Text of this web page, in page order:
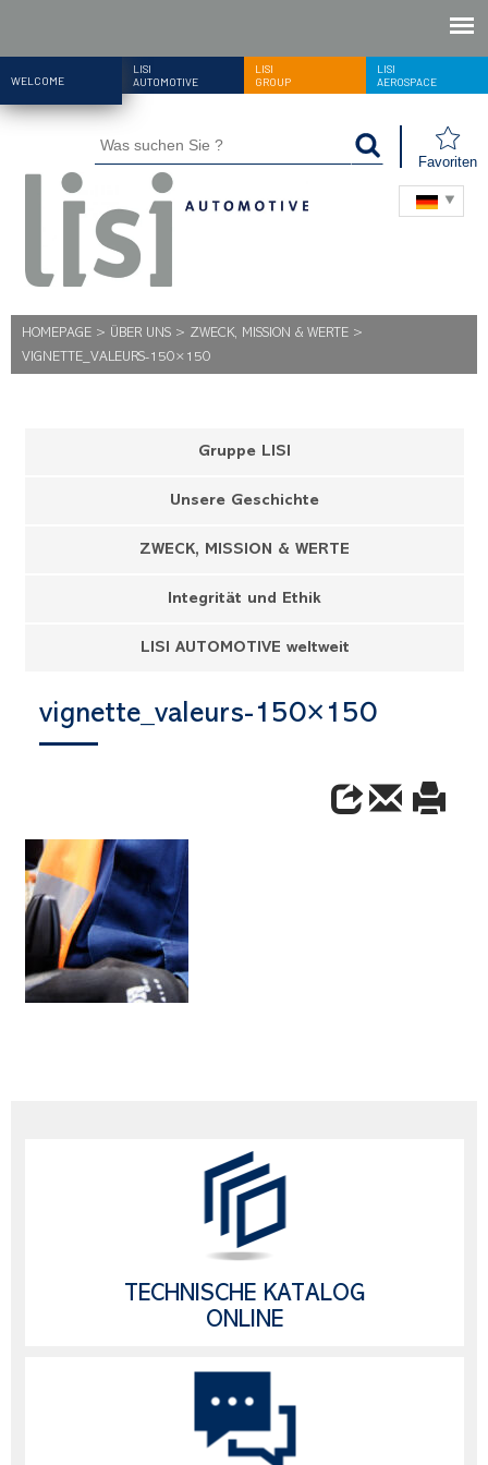
WELCOME
LISI
AUTOMOTIVE
LISI
GROUP
LISI
AEROSPACE
Favoriten
HOMEPAGE > ÜBER UNS > ZWECK, MISSION & WERTE >
VIGNETTE_VALEURS-150×150
Gruppe LISI
Unsere Geschichte
ZWECK, MISSION & WERTE
Integrität und Ethik
LISI AUTOMOTIVE weltweit
vignette_valeurs-150×150
TECHNISCHE KATALOG
ONLINE